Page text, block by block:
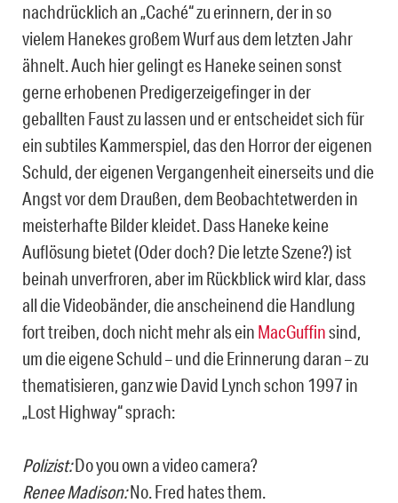
nachdrücklich an „Caché“ zu erinnern, der in so
vielem Hanekes großem Wurf aus dem letzten Jahr
ähnelt. Auch hier gelingt es Haneke seinen sonst
gerne erhobenen Predigerzeigefinger in der
geballten Faust zu lassen und er entscheidet sich für
ein subtiles Kammerspiel, das den Horror der eigenen
Schuld, der eigenen Vergangenheit einerseits und die
Angst vor dem Draußen, dem Beobachtetwerden in
meisterhafte Bilder kleidet. Dass Haneke keine
Auflösung bietet (Oder doch? Die letzte Szene?) ist
beinah unverfroren, aber im Rückblick wird klar, dass
all die Videobänder, die anscheinend die Handlung
fort treiben, doch nicht mehr als ein MacGuffinsind,
um die eigene Schuld – und die Erinnerung daran – zu
thematisieren, ganz wie David Lynch schon 1997 in
„Lost Highway“ sprach:
Polizist:Do you own a video camera?
Renee Madison:No. Fred hates them.